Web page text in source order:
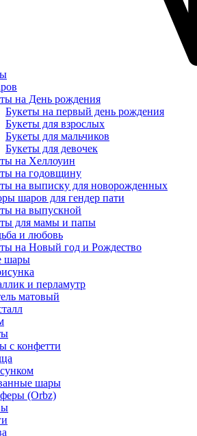
на День рождения
Букеты на первый день рождения
Букеты для взрослых
Букеты для мальчиков
Букеты для девочек
на Хеллоуин
на годовщину
на выписку для новорожденных
шаров для гендер пати
на выпускной
для мамы и папы
и любовь
на Новый год и Рождество
шары
и перламутр
матовый
с конфетти
шары
(Orbz)